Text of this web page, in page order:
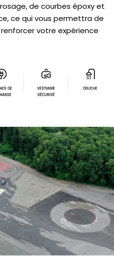
de courbes époxy et
ce qui vous permettra de
votre expérience